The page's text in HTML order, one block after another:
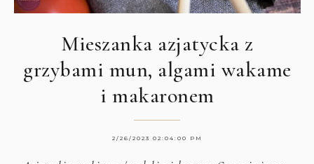
Mieszanka azjatycka z
grzybami mun, algami wakame
i makaronem
2/26/2023 02:04:00 PM